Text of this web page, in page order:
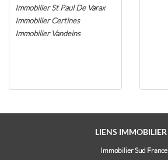
Immobilier St Paul De Varax
Immobilier Certines
Immobilier Vandeins
LIENS IMMOBILIER
Immobilier Sud France